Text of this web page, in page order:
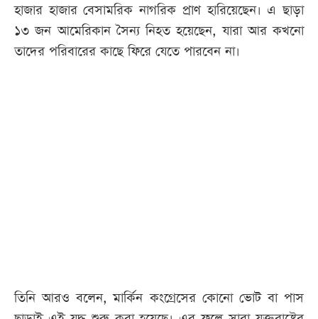
হাজার হাজার বেসামরিক নাগরিক প্রাণ হারিয়েছেন। এ ছাড়া
১৩ জন আমেরিকান সৈন্য নিহত হয়েছেন, যারা আর কখনো
তাদের পরিবারের কাছে ফিরে যেতে পারবেন না।
তিনি আরও বলেন, মার্কিন কংগ্রেসের কোনো ভোট বা পাস